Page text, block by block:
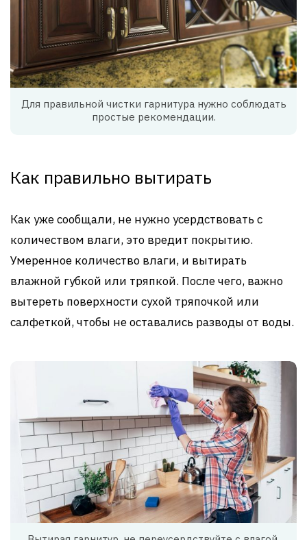
Для правильной чистки гарнитура нужно соблюдать
простые рекомендации.
Как правильно вытирать
Как уже сообщали, не нужно усердствовать с
количеством влаги, это вредит покрытию.
Умеренное количество влаги, и вытирать
влажной губкой или тряпкой. После чего, важно
вытереть поверхности сухой тряпочкой или
салфеткой, чтобы не оставались разводы от воды.